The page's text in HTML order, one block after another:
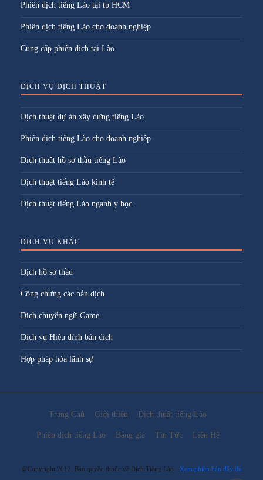
Phiên dịch tiếng Lào tại tp HCM
Phiên dịch tiếng Lào cho doanh nghiệp
Cung cấp phiên dịch tại Lào
DỊCH VỤ DỊCH THUẬT
Dịch thuật dự án xây dựng tiếng Lào
Phiên dịch tiếng Lào cho doanh nghiệp
Dịch thuật hồ sơ thầu tiếng Lào
Dịch thuật tiếng Lào kinh tế
Dịch thuật tiếng Lào ngành y học
DỊCH VỤ KHÁC
Dịch hồ sơ thầu
Công chứng các bản dịch
Dịch chuyển ngữ Game
Dịch vụ Hiệu đính bản dịch
Hợp pháp hóa lãnh sự
Trang Chủ Giới thiệu Dịch thuật tiếng Lào
Phiên dịch tiếng Lào Bảng giá Tin Tức Liên Hệ
@Copyright 2012. Bản quyền thuộc về Dịch Tiếng Lào Xem phiên bản đầy đủ